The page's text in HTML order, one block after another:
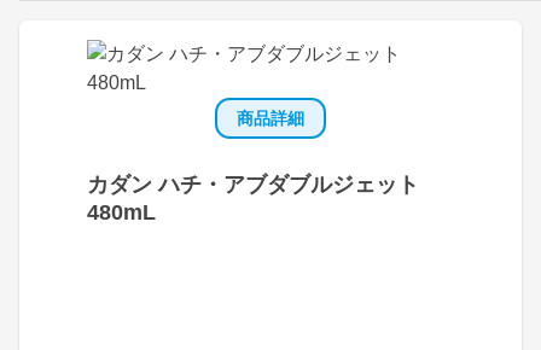
商品詳細
カダン ハチ・アブダブルジェット
480mL